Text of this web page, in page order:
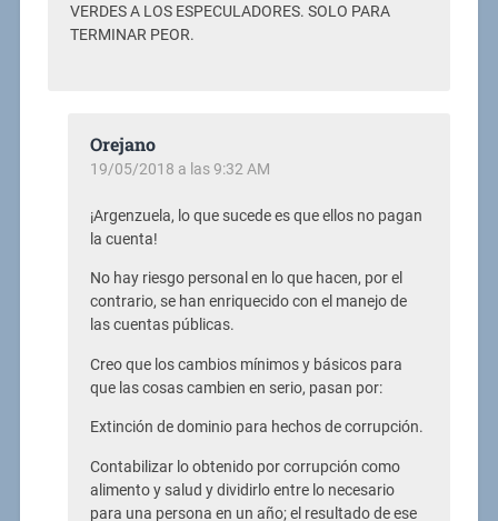
VERDES A LOS ESPECULADORES. SOLO PARA
TERMINAR PEOR.
Orejano
19/05/2018 a las 9:32 AM
¡Argenzuela, lo que sucede es que ellos no pagan
la cuenta!
No hay riesgo personal en lo que hacen, por el
contrario, se han enriquecido con el manejo de
las cuentas públicas.
Creo que los cambios mínimos y básicos para
que las cosas cambien en serio, pasan por:
Extinción de dominio para hechos de corrupción.
Contabilizar lo obtenido por corrupción como
alimento y salud y dividirlo entre lo necesario
para una persona en un año; el resultado de ese